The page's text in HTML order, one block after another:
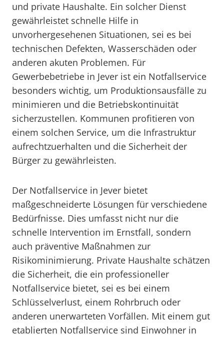
und private Haushalte. Ein solcher Dienst
gewährleistet schnelle Hilfe in
unvorhergesehenen Situationen, sei es bei
technischen Defekten, Wasserschäden oder
anderen akuten Problemen. Für
Gewerbebetriebe in Jever ist ein Notfallservice
besonders wichtig, um Produktionsausfälle zu
minimieren und die Betriebskontinuität
sicherzustellen. Kommunen profitieren von
einem solchen Service, um die Infrastruktur
aufrechtzuerhalten und die Sicherheit der
Bürger zu gewährleisten.
Der Notfallservice in Jever bietet
maßgeschneiderte Lösungen für verschiedene
Bedürfnisse. Dies umfasst nicht nur die
schnelle Intervention im Ernstfall, sondern
auch präventive Maßnahmen zur
Risikominimierung. Private Haushalte schätzen
die Sicherheit, die ein professioneller
Notfallservice bietet, sei es bei einem
Schlüsselverlust, einem Rohrbruch oder
anderen unerwarteten Vorfällen. Mit einem gut
etablierten Notfallservice sind Einwohner in